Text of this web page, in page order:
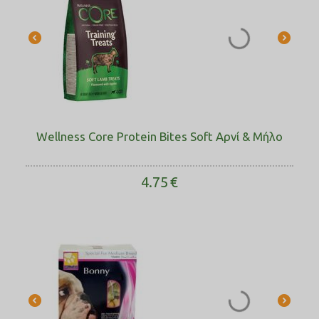
Wellness Core Protein Bites Soft Αρνί & Μήλο
4.75€